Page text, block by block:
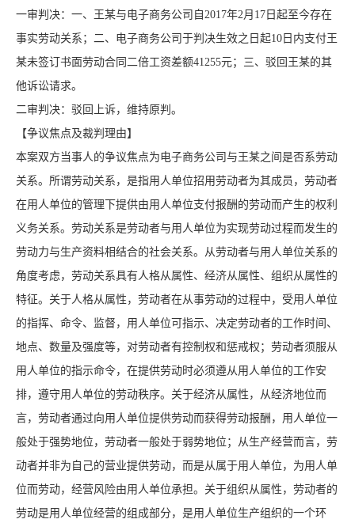
一审判决：一、王某与电子商务公司自2017年2月17日起至今存在
事实劳动关系；二、电子商务公司于判决生效之日起10日内支付王
某未签订书面劳动合同二倍工资差额41255元；三、驳回王某的其
他诉讼请求。
二审判决：驳回上诉，维持原判。
【争议焦点及裁判理由】
本案双方当事人的争议焦点为电子商务公司与王某之间是否系劳动
关系。所谓劳动关系，是指用人单位招用劳动者为其成员，劳动者
在用人单位的管理下提供由用人单位支付报酬的劳动而产生的权利
义务关系。劳动关系是劳动者与用人单位为实现劳动过程而发生的
劳动力与生产资料相结合的社会关系。从劳动者与用人单位关系的
角度考虑，劳动关系具有人格从属性、经济从属性、组织从属性的
特征。关于人格从属性，劳动者在从事劳动的过程中，受用人单位
的指挥、命令、监督，用人单位可指示、决定劳动者的工作时间、
地点、数量及强度等，对劳动者有控制权和惩戒权；劳动者须服从
用人单位的指示命令，在提供劳动时必须遵从用人单位的工作安
排，遵守用人单位的劳动秩序。关于经济从属性，从经济地位而
言，劳动者通过向用人单位提供劳动而获得劳动报酬，用人单位一
般处于强势地位，劳动者一般处于弱势地位；从生产经营而言，劳
动者并非为自己的营业提供劳动，而是从属于用人单位，为用人单
位而劳动，经营风险由用人单位承担。关于组织从属性，劳动者的
劳动是用人单位经营的组成部分，是用人单位生产组织的一个环